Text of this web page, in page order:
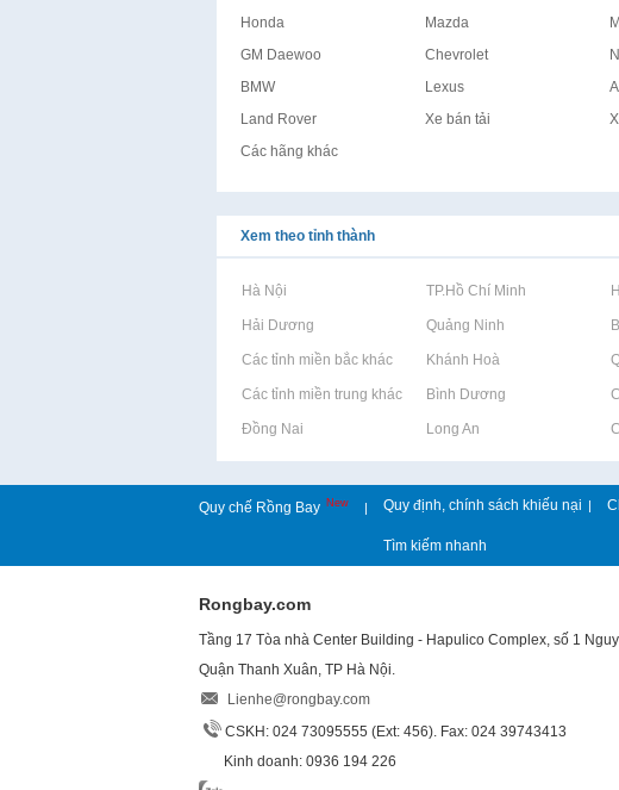
Honda
Mazda
GM Daewoo
Chevrolet
BMW
Lexus
Land Rover
Xe bán tải
Các hãng khác
Xem theo tỉnh thành
Rao vặt tại Hà Nội Rao vặt tại TP.Hồ Chí Minh Rao vặt tại
Rao vặt tại Hải Dương Rao vặt tại Quảng Ninh Rao vặt tại
Rao vặt tại Các tỉnh miền bắc khácRao vặt tại Khánh Hoà Rao vặt tại
Rao vặt tại Các tỉnh miền trung khácRao vặt tại Bình Dương Rao vặt tại
Rao vặt tại Đồng Nai Rao vặt tại Long An Rao vặt tại
Quy chế Rồng Bay New | Quy định, chính sách khiếu nại |
Tìm kiếm nhanh
Rongbay.com
Tầng 17 Tòa nhà Center Building - Hapulico Complex, số 1
Quận Thanh Xuân, TP Hà Nội.
Lienhe@rongbay.com
CSKH: 024 73095555 (Ext: 456). Fax: 024 39743413
Kinh doanh: 0936 194 226